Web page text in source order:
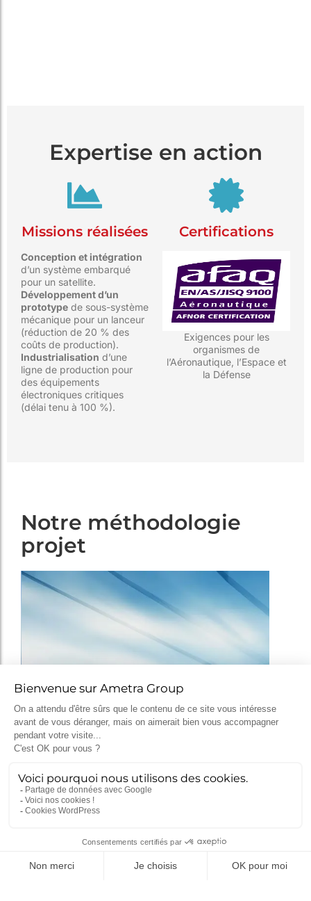
Expertise en action
Missions réalisées
Conception et intégration
d’un système embarqué
pour un satellite.
Développement d’un
prototype de sous-système
mécanique pour un lanceur
(réduction de 20 % des
coûts de production).
Industrialisation d’une
ligne de production pour
des équipements
électroniques critiques
(délai tenu à 100 %).
Certifications
Exigences pour les
organismes de
l’Aéronautique, l’Espace et
la Défense
Notre méthodologie
projet